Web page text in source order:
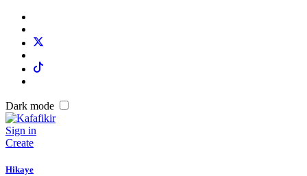
Dark mode
Sign in
Create
Hikaye